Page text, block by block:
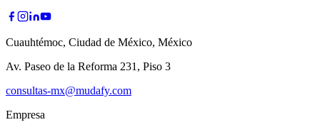
Cuauhtémoc, Ciudad de México, México
Av. Paseo de la Reforma 231, Piso 3
consultas-mx@mudafy.com
Empresa